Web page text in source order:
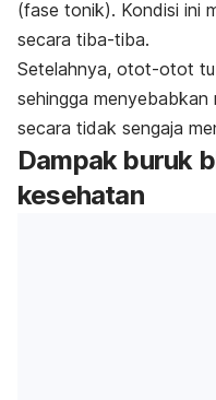
(fase tonik). Kondisi ini
secara tiba-tiba.
Setelahnya, otot-otot
sehingga menyebabkan
secara tidak sengaja
Dampak buruk
kesehatan